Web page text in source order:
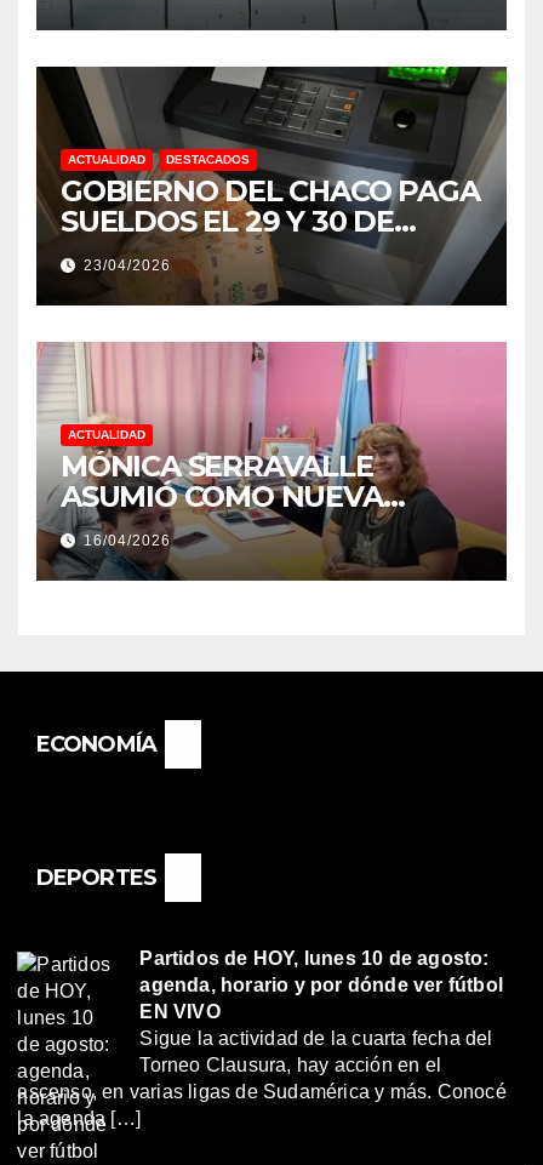
ACTUALIDAD DESTACADOS
GOBIERNO DEL CHACO PAGA
SUELDOS EL 29 Y 30 DE
ABRIL, CON EL 2% DE
AUMENTO
23/04/2026
ACTUALIDAD
MÓNICA SERRAVALLE
ASUMIÓ COMO NUEVA
DIRECTORA DEL E.E.S. N° 82
«RENÉ FAVALORO» DE
BASAIL.
16/04/2026
ECONOMÍA
DEPORTES
Partidos de HOY, lunes 10 de agosto:
agenda, horario y por dónde ver fútbol
EN VIVO
Sigue la actividad de la cuarta fecha del
Torneo Clausura, hay acción en el
ascenso, en varias ligas de Sudamérica y más. Conocé
la agenda […]